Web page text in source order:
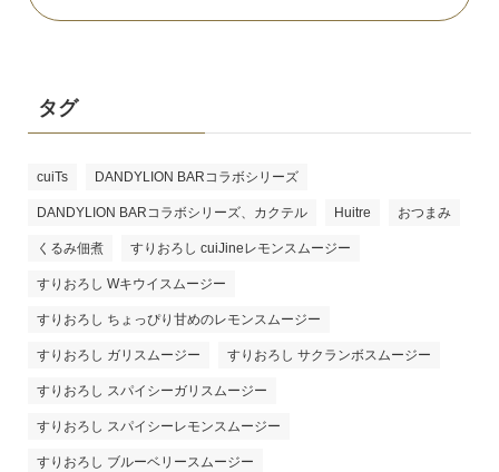
タグ
cuiTs DANDYLION BARコラボシリーズ
DANDYLION BARコラボシリーズ、カクテル Huitre おつまみ
くるみ佃煮 すりおろし cuiJineレモンスムージー
すりおろし Wキウイスムージー
すりおろし ちょっぴり甘めのレモンスムージー
すりおろし ガリスムージー すりおろし サクランボスムージー
すりおろし スパイシーガリスムージー
すりおろし スパイシーレモンスムージー
すりおろし ブルーベリースムージー